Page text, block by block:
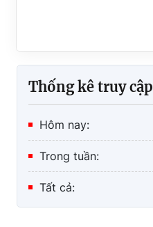
Thống kê truy cập
Hôm nay:
Trong tuần:
Tất cả: